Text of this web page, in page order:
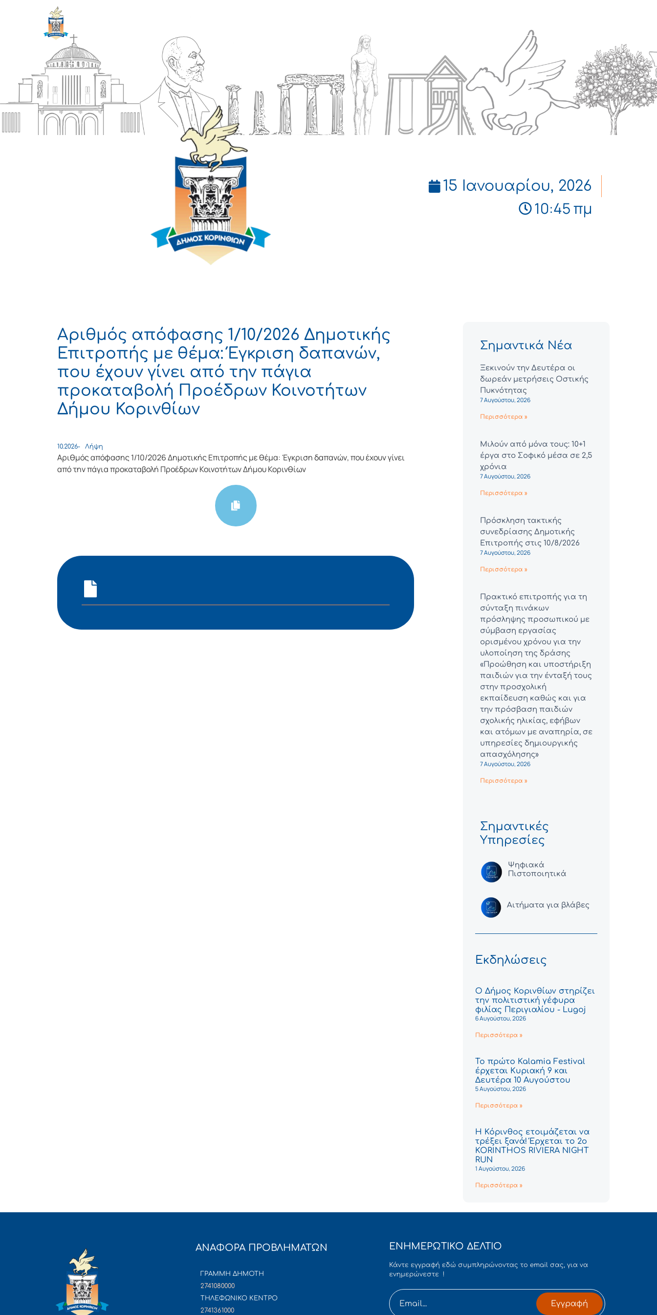
15 Ιανουαρίου, 2026
10:45 πμ
Αριθμός απόφασης 1/10/2026 Δημοτικής
Επιτροπής με θέμα: Έγκριση δαπανών,
που έχουν γίνει από την πάγια
προκαταβολή Προέδρων Κοινοτήτων
Δήμου Κορινθίων
10.2026- Λήψη
Αριθμός απόφασης 1/10/2026 Δημοτικής Επιτροπής με θέμα: Έγκριση δαπανών, που έχουν γίνει
από την πάγια προκαταβολή Προέδρων Κοινοτήτων Δήμου Κορινθίων
Σημαντικά Νέα
Ξεκινούν την Δευτέρα οι
δωρεάν μετρήσεις Οστικής
Πυκνότητας
7 Αυγούστου, 2026
Περισσότερα »
Μιλούν από μόνα τους: 10+1
έργα στο Σοφικό μέσα σε 2,5
χρόνια
7 Αυγούστου, 2026
Περισσότερα »
Πρόσκληση τακτικής
συνεδρίασης Δημοτικής
Επιτροπής στις 10/8/2026
7 Αυγούστου, 2026
Περισσότερα »
Πρακτικό επιτροπής για τη
σύνταξη πινάκων
πρόσληψης προσωπικού με
σύμβαση εργασίας
ορισμένου χρόνου για την
υλοποίηση της δράσης
«Προώθηση και υποστήριξη
παιδιών για την ένταξή τους
στην προσχολική
εκπαίδευση καθώς και για
την πρόσβαση παιδιών
σχολικής ηλικίας, εφήβων
και ατόμων με αναπηρία, σε
υπηρεσίες δημιουργικής
απασχόλησης»
7 Αυγούστου, 2026
Περισσότερα »
Σημαντικές
Υπηρεσίες
Ψηφιακά
Πιστοποιητικά
Αιτήματα για βλάβες
Εκδηλώσεις
Ο Δήμος Κορινθίων στηρίζει
την πολιτιστική γέφυρα
φιλίας Περιγιαλίου - Lugoj
6 Αυγούστου, 2026
Περισσότερα »
Το πρώτο Kalamia Festival
έρχεται Κυριακή 9 και
Δευτέρα 10 Αυγούστου
5 Αυγούστου, 2026
Περισσότερα »
Η Κόρινθος ετοιμάζεται να
τρέξει ξανά! Έρχεται το 2ο
KORINTHOS RIVIERA NIGHT
RUN
1 Αυγούστου, 2026
Περισσότερα »
ΑΝΑΦΟΡΑ ΠΡΟΒΛΗΜΑΤΩΝ
ΓΡΑΜΜΗ ΔΗΜΟΤΗ
2741080000
ΤΗΛΕΦΩΝΙΚΟ ΚΕΝΤΡΟ
2741361000
ΕΝΗΜΕΡΩΤΙΚΟ ΔΕΛΤΙΟ
Κάντε εγγραφή εδώ συμπληρώνοντας το email σας, για να
ενημερώνεστε !
Εγγραφή